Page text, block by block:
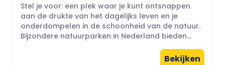
Stel je voor: een plek waar je kunt ontsnappen
aan de drukte van het dagelijks leven en je
onderdompelen in de schoonheid van de natuur.
Bijzondere natuurparken in Nederland bieden...
Bekijken